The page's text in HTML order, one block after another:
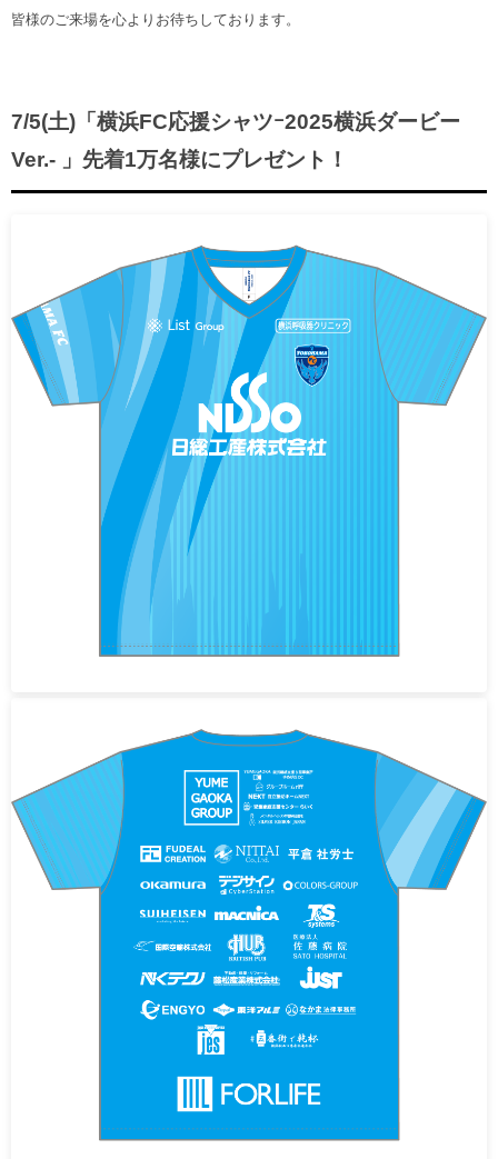
皆様のご来場を心よりお待ちしております。
7/5(土)「横浜FC応援シャツｰ2025横浜ダービー
Ver.- 」先着1万名様にプレゼント！